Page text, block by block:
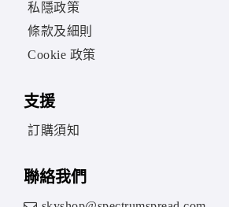
私隱政策
條款及細則
Cookie 政策
支援
訂購須知
聯絡我們